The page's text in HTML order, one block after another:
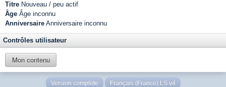
Titre Nouveau / peu actif
Âge Âge inconnu
Anniversaire Anniversaire inconnu
Contrôles utilisateur
Mon contenu
Version complète Français (France) LS v4